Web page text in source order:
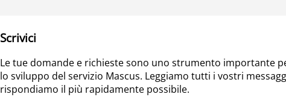
Scrivici
Le tue domande e richieste sono uno strumento importante
lo sviluppo del servizio Mascus. Leggiamo tutti i vostri
rispondiamo il più rapidamente possibile.